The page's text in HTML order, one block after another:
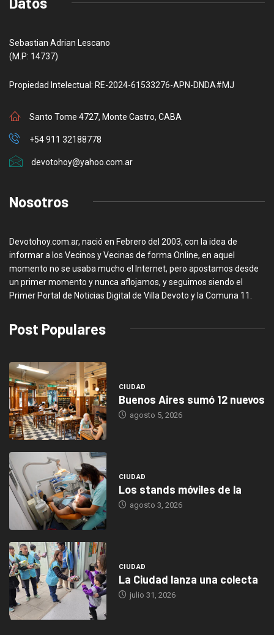
Sebastian Adrian Lescano
(M.P: 14737)
Propiedad Intelectual: RE-2024-61533276-APN-DNDA#MJ
Santo Tome 4727, Monte Castro, CABA
+54 911 32188778
devotohoy@yahoo.com.ar
Nosotros
Devotohoy.com.ar, nació en Febrero del 2003, con la idea de
informar a los Vecinos y Vecinas de forma Online, en aquel
momento no se usaba mucho el Internet, pero apostamos desde
un primer momento y nunca aflojamos, y seguimos siendo el
Primer Portal de Noticias Digital de Villa Devoto y la Comuna 11.
Post Populares
CIUDAD
Buenos Aires sumó 12 nuevos
agosto 5, 2026
CIUDAD
Los stands móviles de la
agosto 3, 2026
CIUDAD
La Ciudad lanza una colecta
julio 31, 2026